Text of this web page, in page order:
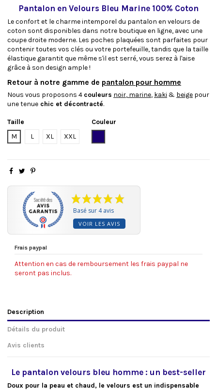
Pantalon en Velours Bleu Marine 100% Coton
Le confort et le charme intemporel du pantalon en velours de
coton sont disponibles dans notre boutique en ligne, avec une
coupe droite moderne. Les poches plaquées sont parfaites pour
contenir toutes vos clés ou votre portefeuille, tandis que la taille
élastique garantit que même s'il est serré, vous serez à l'aise
grâce à son design ample !
Retour à notre gamme de pantalon pour homme
Nous vous proposons 4 couleurs noir, marine, kaki & beige pour
une tenue chic et décontracté.
Taille
M
L XL XXL
Couleur
Basé sur 4 avis
VOIR LES AVIS
Frais paypal
Attention en cas de remboursement les frais paypal ne
seront pas inclus.
Description
Détails du produit
Avis clients
Le pantalon velours bleu homme : un best-seller
Doux pour la peau et chaud, le velours est un indispensable